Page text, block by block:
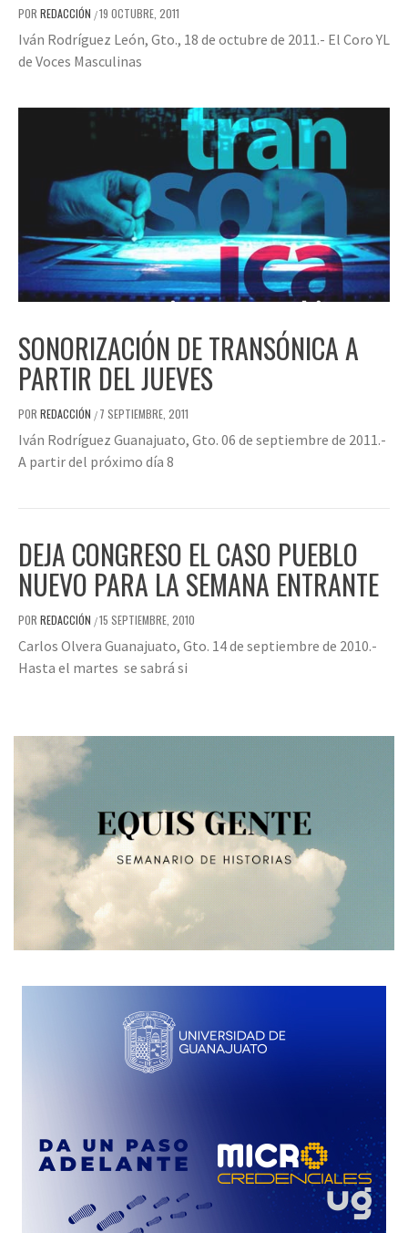
POR REDACCIÓN /19 OCTUBRE, 2011
Iván Rodríguez León, Gto., 18 de octubre de 2011.- El Coro YL
de Voces Masculinas
SONORIZACIÓN DE TRANSÓNICA A
PARTIR DEL JUEVES
POR REDACCIÓN / 7 SEPTIEMBRE, 2011
Iván Rodríguez Guanajuato, Gto. 06 de septiembre de 2011.-
A partir del próximo día 8
DEJA CONGRESO EL CASO PUEBLO
NUEVO PARA LA SEMANA ENTRANTE
POR REDACCIÓN /15 SEPTIEMBRE, 2010
Carlos Olvera Guanajuato, Gto. 14 de septiembre de 2010.-
Hasta el martes se sabrá si